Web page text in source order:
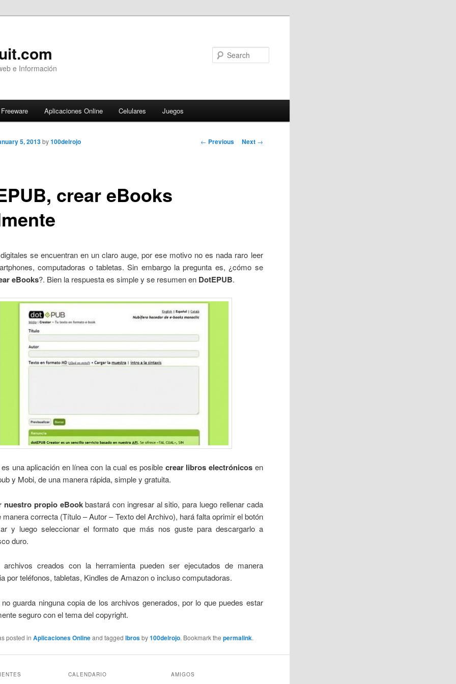
e Información
Freeware Aplicaciones Online Celulares Juegos
Post
← Previous Next →
crear eBooks
5, 2013 by100delrojo
se encuentran en un claro auge, por ese motivo no es nada raro leer
computadoras o tabletas. Sin embargo la pregunta es, ¿cómo se
eBooks?. Bien la respuesta es simple y se resumen en DotEPUB.
es una aplicación en línea con la cual es posible crear libros electrónicos en
y Mobi, de una manera rápida, simple y gratuita.
nuestro propio eBookbastará con ingresar al sitio, para luego rellenar cada
manera correcta (Título – Autor – Texto del Archivo), hará falta oprimir el botón
y luego seleccionar el formato que más nos guste para descargarlo a
duro.
archivos creados con la herramienta pueden ser ejecutados de manera
por teléfonos, tabletas, Kindles de Amazon o incluso computadoras.
no guarda ninguna copia de los archivos generados, por lo que puedes estar
seguro con el tema del copyright.
posted inAplicaciones Onlineand taggedlbrosby100delrojo. Bookmark thepermalink.
CALENDARIO AMIGOS